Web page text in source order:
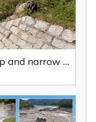
Staller Sattel, 2,052 metres: steep and narrow bends – therefore single lane and regulated by traffic lights.